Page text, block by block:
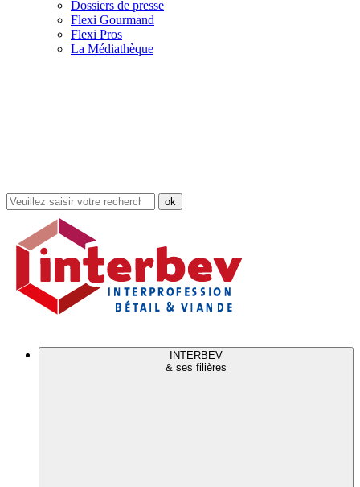
Dossiers de presse
Flexi Gourmand
Flexi Pros
La Médiathèque
Rechercher
dans
site
INTERBEV
& ses filières